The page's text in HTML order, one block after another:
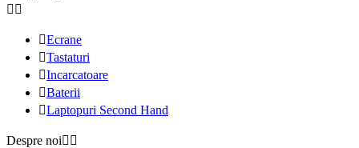
 
Ecrane
Tastaturi
Incarcatoare
Baterii
Laptopuri Second Hand
Despre noi 